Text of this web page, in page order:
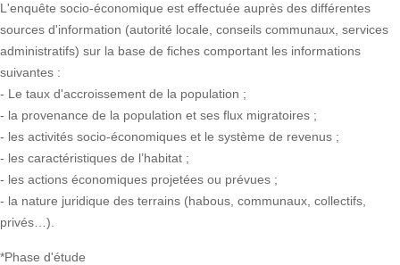
L'enquête socio-économique est effectuée auprès des différentes
sources d'information (autorité locale, conseils communaux, services
administratifs) sur la base de fiches comportant les informations
suivantes :
- Le taux d'accroissement de la population ;
- la provenance de la population et ses flux migratoires ;
- les activités socio-économiques et le système de revenus ;
- les caractéristiques de l’habitat ;
- les actions économiques projetées ou prévues ;
- la nature juridique des terrains (habous, communaux, collectifs,
privés…).
*Phase d'étude